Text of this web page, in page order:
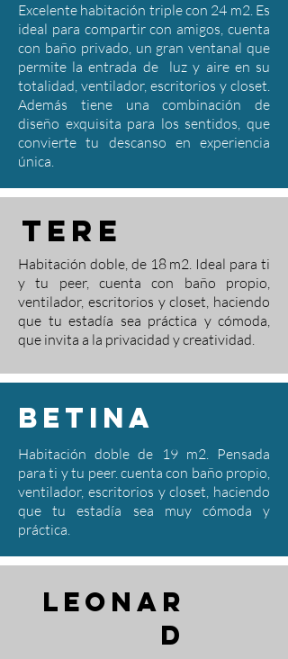
Excelente habitación triple con 24 m2. Es
ideal para compartir con amigos, cuenta
con baño privado, un gran ventanal que
permite la entrada de luz y aire en su
totalidad, ventilador, escritorios y closet.
Además tiene una combinación de
diseño exquisita para los sentidos, que
convierte tu descanso en experiencia
única.
Tere
Habitación doble, de 18 m2. Ideal para ti
y tu peer, cuenta con baño propio,
ventilador, escritorios y closet, haciendo
que tu estadía sea práctica y cómoda,
que invita a la privacidad y creatividad.
betina
Habitación doble de 19 m2. Pensada
para ti y tu peer. cuenta con baño propio,
ventilador, escritorios y closet, haciendo
que tu estadía sea muy cómoda y
práctica.
leonar
d